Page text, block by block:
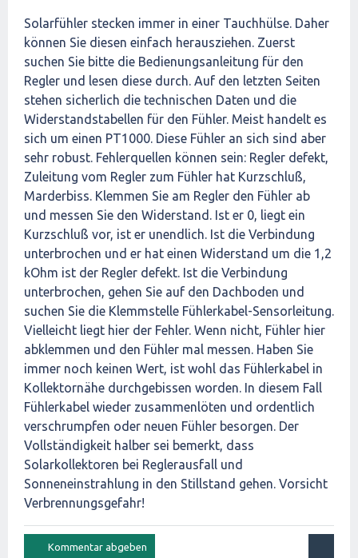
Solarfühler stecken immer in einer Tauchhülse. Daher
können Sie diesen einfach herausziehen. Zuerst
suchen Sie bitte die Bedienungsanleitung für den
Regler und lesen diese durch. Auf den letzten Seiten
stehen sicherlich die technischen Daten und die
Widerstandstabellen für den Fühler. Meist handelt es
sich um einen PT1000. Diese Fühler an sich sind aber
sehr robust. Fehlerquellen können sein: Regler defekt,
Zuleitung vom Regler zum Fühler hat Kurzschluß,
Marderbiss. Klemmen Sie am Regler den Fühler ab
und messen Sie den Widerstand. Ist er 0, liegt ein
Kurzschluß vor, ist er unendlich. Ist die Verbindung
unterbrochen und er hat einen Widerstand um die 1,2
kOhm ist der Regler defekt. Ist die Verbindung
unterbrochen, gehen Sie auf den Dachboden und
suchen Sie die Klemmstelle Fühlerkabel-Sensorleitung.
Vielleicht liegt hier der Fehler. Wenn nicht, Fühler hier
abklemmen und den Fühler mal messen. Haben Sie
immer noch keinen Wert, ist wohl das Fühlerkabel in
Kollektornähe durchgebissen worden. In diesem Fall
Fühlerkabel wieder zusammenlöten und ordentlich
verschrumpfen oder neuen Fühler besorgen. Der
Vollständigkeit halber sei bemerkt, dass
Solarkollektoren bei Reglerausfall und
Sonneneinstrahlung in den Stillstand gehen. Vorsicht
Verbrennungsgefahr!